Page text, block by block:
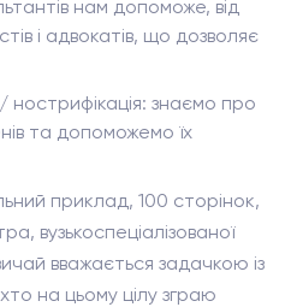
нам допоможе, від
і адвокатів, що дозволяє
нострифікація: знаємо про
та допоможемо їх
приклад, 100 сторінок,
вузькоспеціалізованої
вважається задачкою із
на цьому цілу зграю